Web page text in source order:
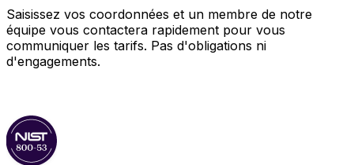
Saisissez vos coordonnées et un membre de notre
équipe vous contactera rapidement pour vous
communiquer les tarifs. Pas d'obligations ni
d'engagements.